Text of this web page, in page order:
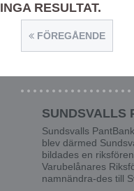
INGA RESULTAT.
FÖREGÅENDE
SUNDSVALLS
Sundsvalls
blev därmed
bildades en
Varubelånares
namnändra-des till